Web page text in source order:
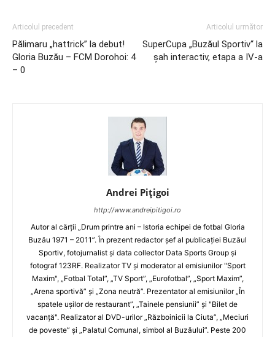
Articolul precedent
Pălimaru „hattrick” la debut!
Gloria Buzău – FCM Dorohoi: 4
– 0
Articolul următor
SuperCupa „Buzăul Sportiv“ la
șah interactiv, etapa a IV-a
Andrei Pițigoi
http://www.andreipitigoi.ro
Autor al cărţii „Drum printre ani – Istoria echipei de fotbal Gloria
Buzău 1971 – 2011”. În prezent redactor şef al publicaţiei Buzăul
Sportiv, fotojurnalist şi data collector Data Sports Group şi
fotograf 123RF. Realizator TV şi moderator al emisiunilor "Sport
Maxim", „Fotbal Total”, „TV Sport”, „Eurofotbal”, „Sport Maxim”,
„Arena sportivă” şi „Zona neutră”. Prezentator al emisiunilor „În
spatele uşilor de restaurant”, „Tainele pensiunii” şi "Bilet de
vacanţă". Realizator al DVD-urilor „Războinicii la Ciuta”, „Meciuri
de poveste” şi „Palatul Comunal, simbol al Buzăului”. Peste 200